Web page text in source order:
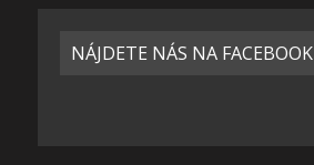
NÁJDETE NÁS NA FACEBOOK